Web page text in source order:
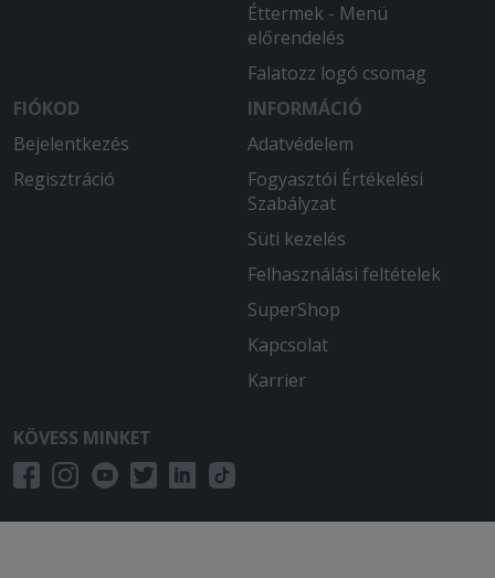
Éttermek - Menü
előrendelés
Falatozz logó csomag
FIÓKOD
Bejelentkezés
Regisztráció
INFORMÁCIÓ
Adatvédelem
Fogyasztói Értékelési
Szabályzat
Süti kezelés
Felhasználási feltételek
SuperShop
Kapcsolat
Karrier
KÖVESS MINKET